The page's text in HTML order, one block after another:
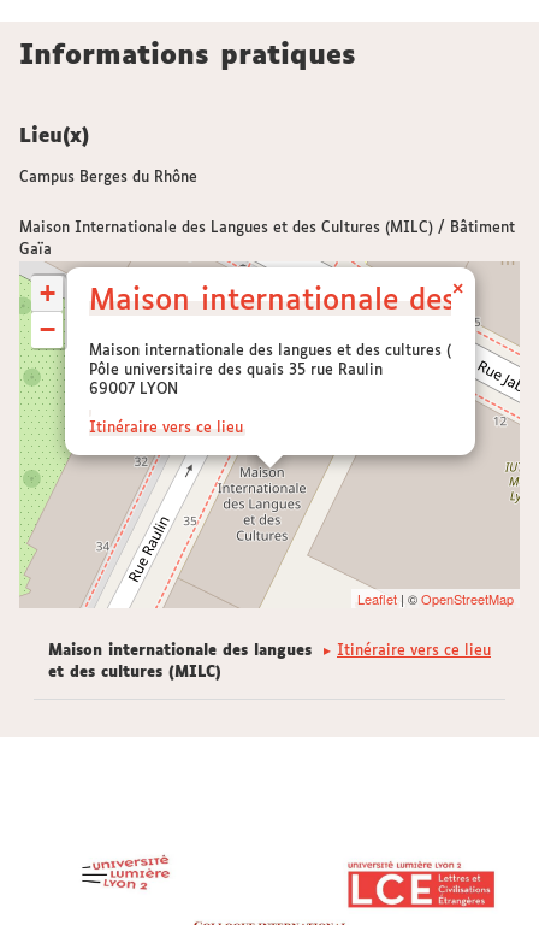
Informations pratiques
Lieu(x)
Campus Berges du Rhône
Maison Internationale des Langues et des Cultures (MILC) / Bâtiment
Gaïa
Maison internationale des
Maison internationale des langues et des cultures (MILC)
Pôle universitaire des quais 35 rue Raulin
69007 LYON
Itinéraire vers ce lieu
×
+
−
Leaflet | ©OpenStreetMap
Itinéraire vers ce lieu
Maison internationale des langues
et des cultures (MILC)